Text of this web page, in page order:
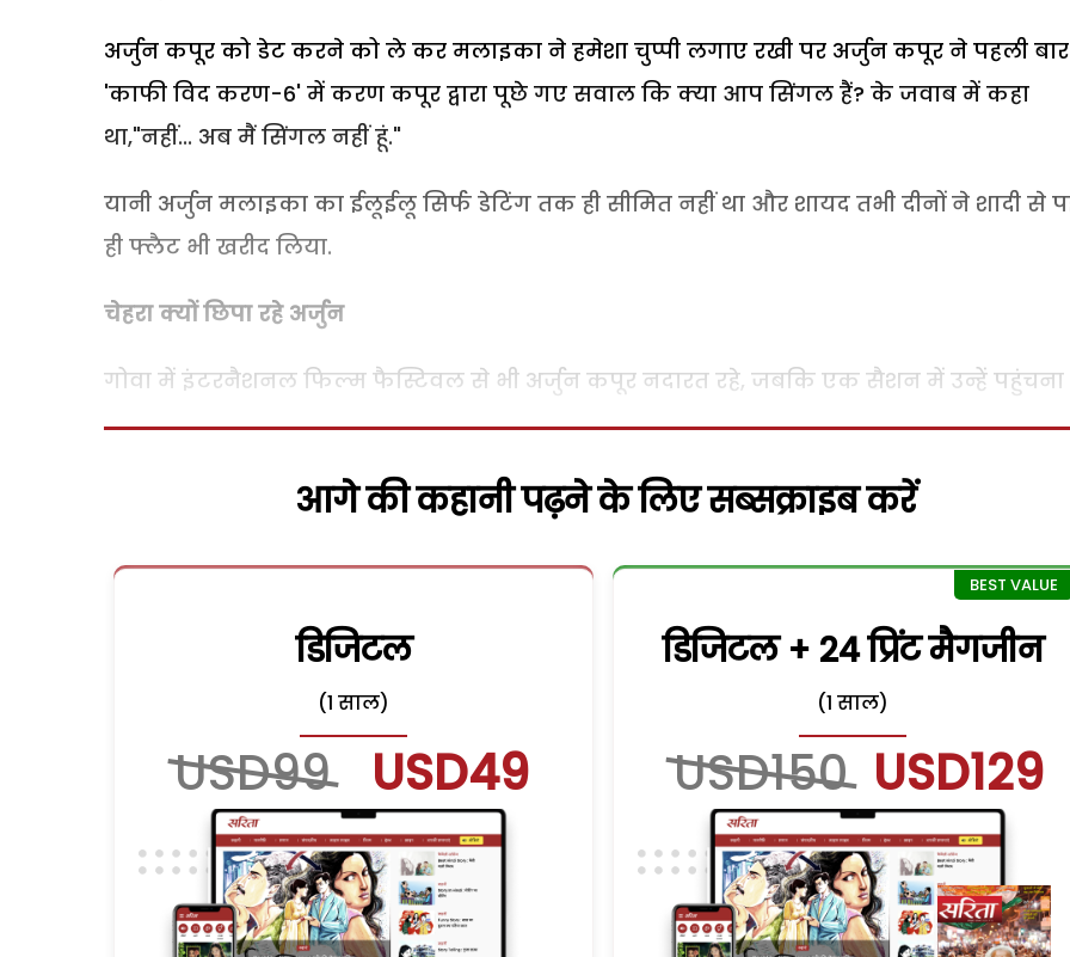
अर्जुन कपूर को डेट करने को ले कर मलाइका ने हमेशा चुप्पी लगाए रखी पर अर्जुन कपूर ने पहली बार
'काफी विद करण-6' में करण कपूर द्वारा पूछे गए सवाल कि क्या आप सिंगल हैं? के जवाब में कहा
था,"नहीं... अब मैं सिंगल नहीं हूं."
यानी अर्जुन मलाइका का ईलूईलू सिर्फ डेटिंग तक ही सीमित नहीं था और शायद तभी दीनों ने शादी से
ही फ्लैट भी खरीद लिया.
चेहरा क्यों छिपा रहे अर्जुन
गोवा में इंटरनैशनल फिल्म फैस्टिवल से भी अर्जुन कपूर नदारत रहे, जबकि एक सैशन में उन्हें पहुंचना
आगे की कहानी पढ़ने के लिए सब्सक्राइब करें
डिजिटल
(1 साल)
USD99 USD49
डिजिटल + 24 प्रिंट मैगजीन
(1 साल)
USD150 USD129